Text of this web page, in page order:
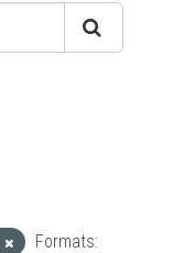
Formats: